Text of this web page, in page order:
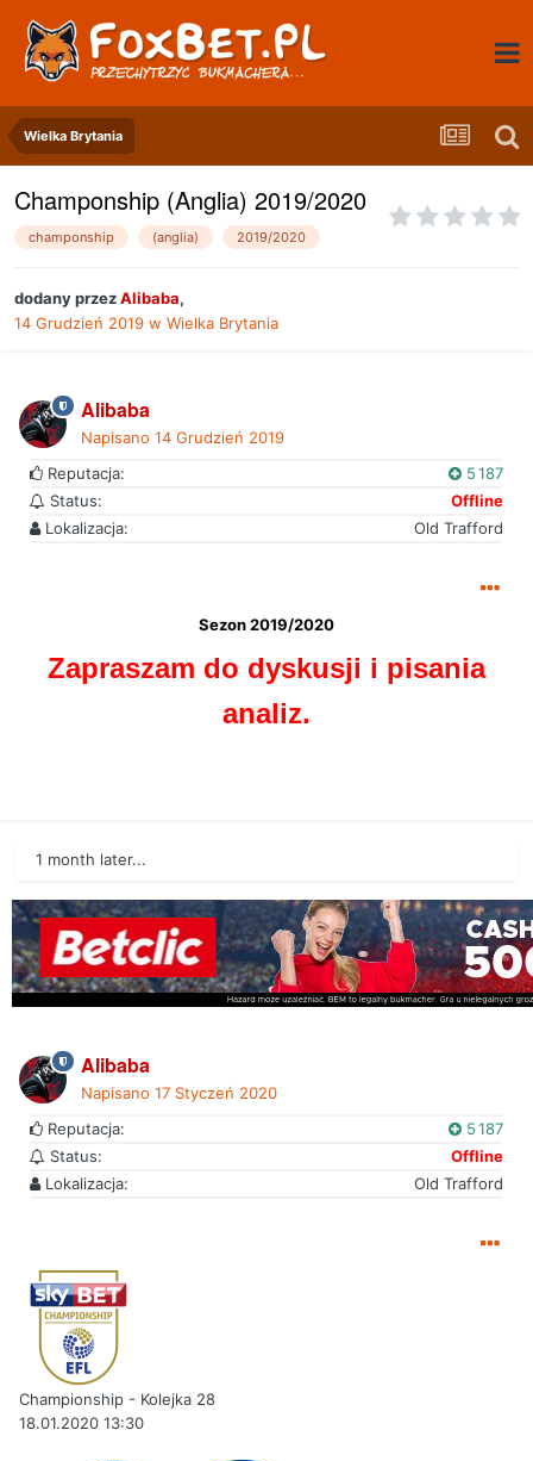
Wielka Brytania
Champonship (Anglia) 2019/2020
champonship (anglia) 2019/2020
dodany przezAlibaba,
14 Grudzień 2019 w Wielka Brytania
Alibaba
Napisano 14 Grudzień 2019
Reputacja:
5 187
Status:
Offline
Lokalizacja:
Old Trafford
Sezon 2019/2020
Zapraszam do dyskusji i pisania
analiz.
1 month later...
Alibaba
Napisano 17 Styczeń 2020
Reputacja:
5 187
Status:
Offline
Lokalizacja:
Old Trafford
Championship - Kolejka 28
18.01.2020 13:30